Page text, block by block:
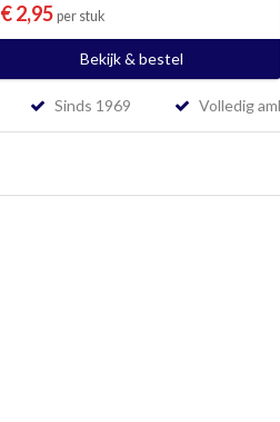
€ 2,95 per stuk
Bekijk & bestel
Sinds 1969 Volledig